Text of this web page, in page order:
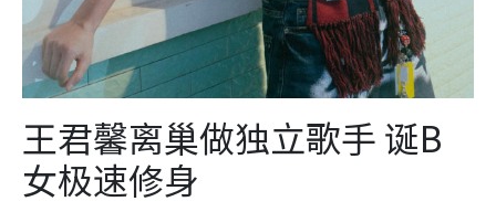
王君馨离巢做独立歌手 诞B
女极速修身